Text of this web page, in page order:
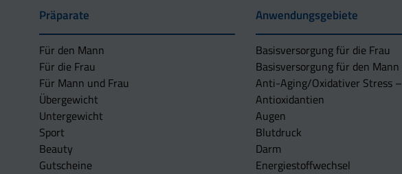
Präparate
Für den Mann
Für die Frau
Für Mann und Frau
Übergewicht
Untergewicht
Sport
Beauty
Gutscheine
Anwendungsgebiete
Basisversorgung für die Frau
Basisversorgung für den Mann
Anti-Aging/Oxidativer Stress –
Antioxidantien
Augen
Blutdruck
Darm
Energiestoffwechsel